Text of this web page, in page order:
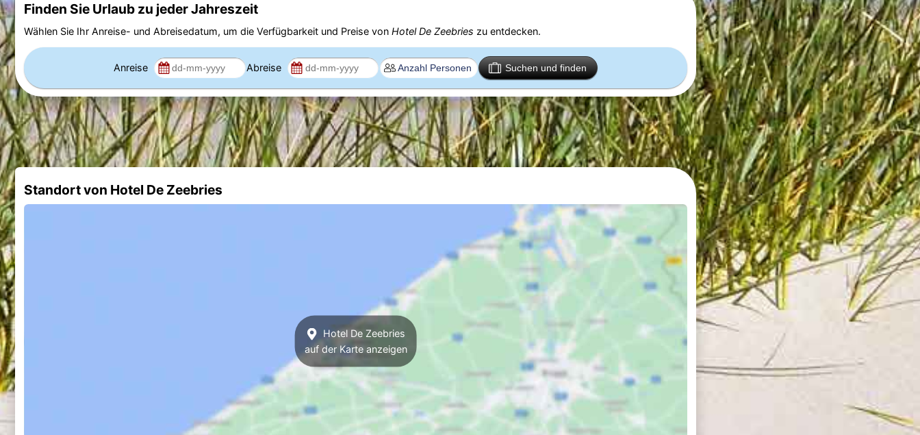
Finden Sie Urlaub zu jeder Jahreszeit
Wählen Sie Ihr Anreise- und Abreisedatum, um die Verfügbarkeit und Preise von Hotel De Zeebries zu entdecken.
Anreise Abreise Suchen und finden
Standort von Hotel De Zeebries
Hotel De Zeebries
auf der Karte anzeigen